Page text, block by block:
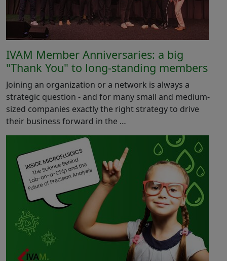
IVAM Member Anniversaries: a big
"Thank You" to long-standing members
Joining an organization or a network is always a
strategic question - and for many small and medium-
sized companies exactly the right strategy to drive
their business forward in the …